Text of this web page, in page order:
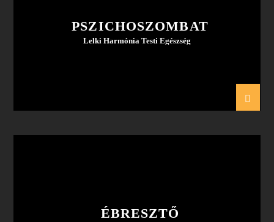
PSZICHOSZOMBAT
Lelki Harmónia Testi Egészség
ÉBRESZTŐ